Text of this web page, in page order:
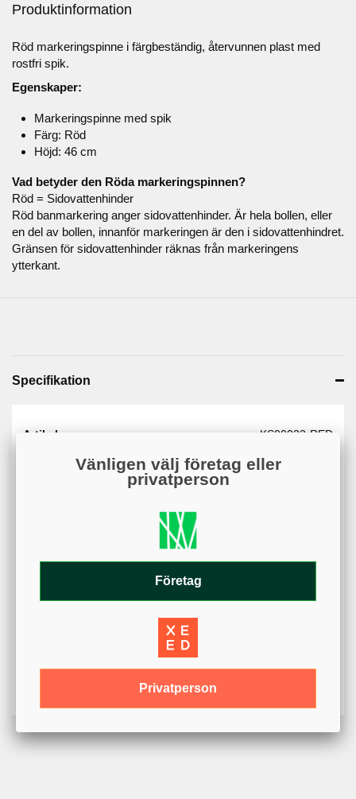
Produktinformation
Röd markeringspinne i färgbeständig, återvunnen plast med
rostfri spik.
Egenskaper:
Markeringspinne med spik
Färg: Röd
Höjd: 46 cm
Vad betyder den Röda markeringspinnen?
Röd = Sidovattenhinder
Röd banmarkering anger sidovattenhinder. Är hela bollen, eller
en del av bollen, innanför markeringen är den i sidovattenhindret.
Gränsen för sidovattenhinder räknas från markeringens
ytterkant.
Specifikation
Artikelnummer KS00032-RED
Web - artikelgrupp
Web - artikelgruppering
Vänligen välj företag eller
privatperson
Företag
Privatperson